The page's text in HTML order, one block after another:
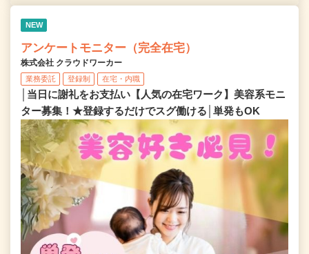
NEW
アンケートモニター（完全在宅）
株式会社 クラウドワーカー
業務委託 登録制 在宅・内職
│当日に謝礼をお支払い【人気の在宅ワーク】美容系モニ
ター募集！★登録するだけでスグ働ける│単発もOK